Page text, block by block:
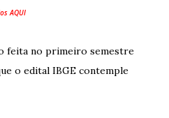
AQUI
feita no primeiro semestre
o edital IBGE contemple